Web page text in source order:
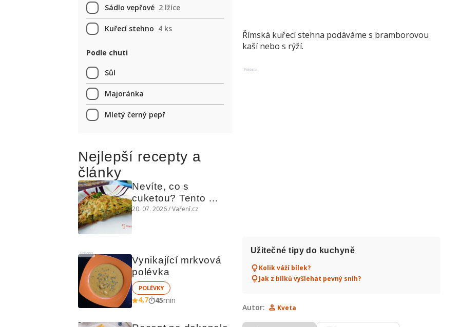
Sádlo vepřové 2 lžíce
Kuřecí stehno 4 ks
Podle chuti
Sůl
Majoránka
Mletý černý pepř
Nejlepší recepty a
články
Nevíte, co s
cuketou? Tento
levný slaný koláč
20. 07. 2026 / Vaření.cz
Reklama
Vynikající mrkvová
polévka
POLÉVKY
4,7 45min
Římská kuřecí stehna podáváme s bramborovou
kaší nebo s rýží.
Reklama
Užitečné tipy do kuchyně
Kolik váží bílek?
Jak z bílků vyšlehat pevný sníh?
Autor: Kveta